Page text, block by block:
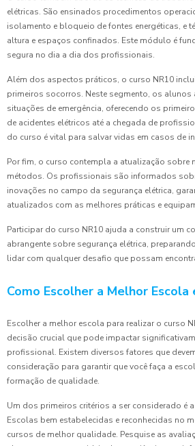
elétricas. São ensinados procedimentos
isolamento e bloqueio de fontes energéticas, e
altura e espaços confinados. Este módulo é
segura no dia a dia dos profissionais.
Além dos aspectos práticos, o curso NR10
primeiros socorros. Neste segmento, os alunos
situações de emergência, oferecendo os
de acidentes elétricos até a chegada de
do curso é vital para salvar vidas em casos de
Por fim, o curso contempla a atualização sobre
métodos. Os profissionais são informados
inovações no campo da segurança elétrica,
atualizados com as melhores práticas e
Participar do curso NR10 ajuda a construir um
abrangente sobre segurança elétrica,
lidar com qualquer desafio que possam
Como Escolher a Melhor Escola
Escolher a melhor escola para realizar o curso
decisão crucial que pode impactar
profissional. Existem diversos fatores que
consideração para garantir que você faça a
formação de qualidade.
Um dos primeiros critérios a ser considerado é
Escolas bem estabelecidas e reconhecidas no
cursos de melhor qualidade. Pesquise as